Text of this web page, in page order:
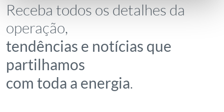
Receba todos os detalhes da
operação,
tendências e notícias que
partilhamos
com toda a energia.